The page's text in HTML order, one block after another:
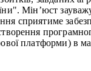
Мін’юст
сприятиме
платформи) в